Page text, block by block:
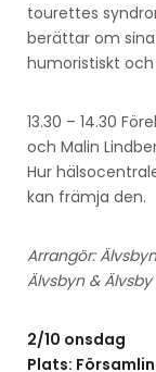
tourettes
berättar om
humoristiskt
13.30 – 14.30
och Malin
Hur
kan främja den.
Arrangör:
Älvsbyn &
2/10 onsdag
Plats: